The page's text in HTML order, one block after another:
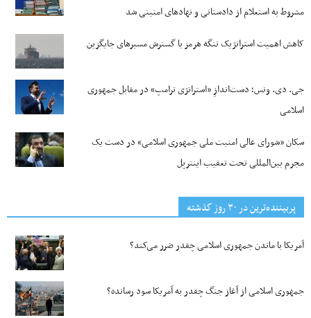
مشروط به استعلام از دادستانی و نهادهای امنیتی شد
کاهش اهمیت استراتژیک تنگه‌ هرمز با گسترش مسیرهای جایگزین
جی‌. دی. ونس؛ دست‌اندازِ «استراتژی ترامپ» در مقابل جمهوری
اسلامی
سکان «شورای عالی امنیت ملی جمهوری اسلامی» در دست یک
مجرم بین‌المللی تحت تعقیب اینترپل
پربیننده‌ترین‌ در ۳۰ روز گذشته
آمریکا با ماندن جمهوری اسلامی چقدر ضرر می‌کند؟
جمهوری اسلامی از آغاز جنگ چقدر به آمریکا سود رسانده؟